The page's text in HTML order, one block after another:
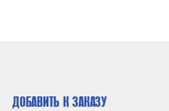
ДОБАВИТЬ К ЗАКАЗУ